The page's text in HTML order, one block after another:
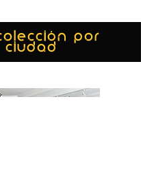
por
ciudad